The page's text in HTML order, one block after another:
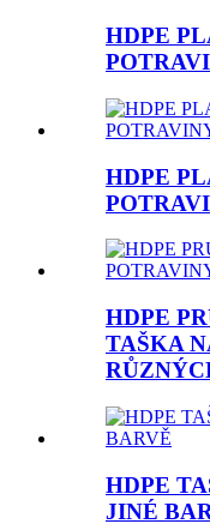
HDPE
HDPE
HDPE
TAŠKA
HDPE
JINÉ